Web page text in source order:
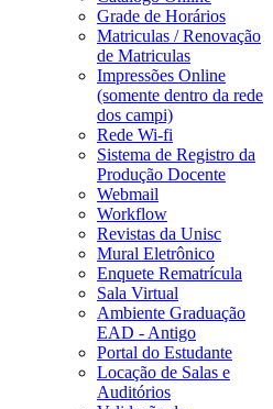
Grade de Horários
Matriculas / Renovação
de Matriculas
Impressões Online
(somente dentro da rede
dos campi)
Rede Wi-fi
Sistema de Registro da
Produção Docente
Webmail
Workflow
Revistas da Unisc
Mural Eletrônico
Enquete Rematrícula
Sala Virtual
Ambiente Graduação
EAD - Antigo
Portal do Estudante
Locação de Salas e
Auditórios